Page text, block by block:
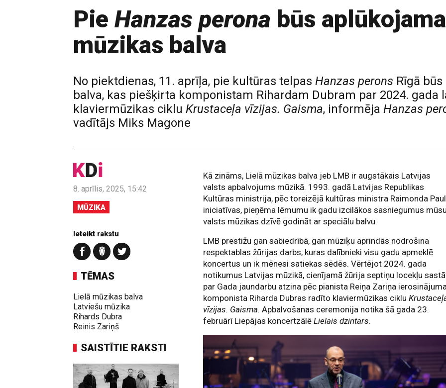
Pie Hanzas perona būs
mūzikas balva
No piektdienas, 11. aprīļa, pie kultūras telpas Hanzas perons Rīgā
balva, kas piešķirta komponistam Rihardam Dubram par 2024. gada
klaviermūzikas ciklu Krustaceļa vīzijas. Gaisma, informēja Hanzas
vadītājs Miks Magone
8. aprīlis, 2025, 15:42
MŪZIKA
Ieteikt rakstu
TĒMAS
Lielā mūzikas balva
Latviešu mūzika
Rihards Dubra
Reinis Zariņš
SAISTĪTIE RAKSTI
Kā zināms, Lielā mūzikas balva jeb LMB ir augstākais Latvijas
valsts apbalvojums mūzikā. 1993. gadā Latvijas Republikas
Kultūras ministrija, pēc toreizējā kultūras ministra Raimonda
iniciatīvas, pieņēma lēmumu ik gadu izcilākos sasniegumus mūsu
valsts mūzikas dzīvē godināt ar speciālu balvu.
LMB prestižu gan sabiedrībā, gan mūziķu aprindās nodrošina
respektablas žūrijas darbs, kuras dalībnieki visu gadu apmeklē
koncertus un ik mēnesi satiekas sēdēs. Vērtējot 2024. gada
notikumus Latvijas mūzikā, cienījamā žūrija septiņu locekļu
par Gada jaundarbu atzina pēc pianista Reiņa Zariņa
komponista Riharda Dubras radīto klaviermūzikas ciklu
vīzijas. Gaisma. Apbalvošanas ceremonija notika šā gada 23.
februārī Liepājas koncertzālēLielais dzintars.